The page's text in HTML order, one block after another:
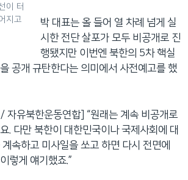
이 터
지고
박 대표는 올 들어 열 차례 넘게 실
시한 전단 살포가 모두 비공개로 진
행됐지만 이번엔 북한의 5차 핵실
공개 규탄한다는 의미에서 사전예고를 했
자유북한운동연합] “원래는 계속 비공개로
. 다만 북한이 대한민국이나 국제사회에 대
속하고 미사일을 쏘고 하면 다시 전면에
렇게 얘기했죠.”